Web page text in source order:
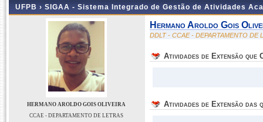
UFPB › SIGAA - Sistema Integrado de Gestão de Atividades
HERMANO AROLDO GOIS OLIVEIRA
CCAE - DEPARTAMENTO DE LETRAS
Hermano Aroldo Gois
DDLT - CCAE - DEPARTAMENTO DE
Atividades de Extensão que
Atividades de Extensão das